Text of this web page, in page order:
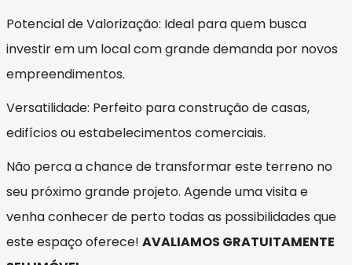
Potencial de Valorização: Ideal para quem busca
investir em um local com grande demanda por novos
empreendimentos.
Versatilidade: Perfeito para construção de casas,
edifícios ou estabelecimentos comerciais.
Não perca a chance de transformar este terreno no
seu próximo grande projeto. Agende uma visita e
venha conhecer de perto todas as possibilidades que
este espaço oferece! AVALIAMOS GRATUITAMENTE